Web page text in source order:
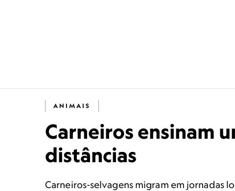
ANIMAIS
Carneiros ensinam
distâncias
Carneiros-selvagens migram em jornadas